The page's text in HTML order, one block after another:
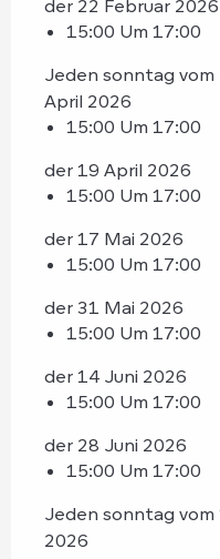
der 22 Februar 2026
15:00 Um 17:00
Jeden sonntag vom
April 2026
15:00 Um 17:00
der 19 April 2026
15:00 Um 17:00
der 17 Mai 2026
15:00 Um 17:00
der 31 Mai 2026
15:00 Um 17:00
der 14 Juni 2026
15:00 Um 17:00
der 28 Juni 2026
15:00 Um 17:00
Jeden sonntag vom
2026